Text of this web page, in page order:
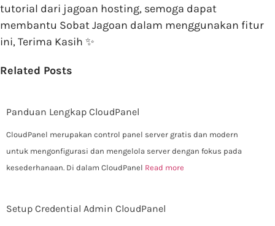
tutorial dari jagoan hosting, semoga dapat
membantu Sobat Jagoan dalam menggunakan fitur
ini, Terima Kasih ✨
Related Posts
Panduan Lengkap CloudPanel
CloudPanel merupakan control panel server gratis dan modern
untuk mengonfigurasi dan mengelola server dengan fokus pada
kesederhanaan. Di dalam CloudPanel Read more
Setup Credential Admin CloudPanel